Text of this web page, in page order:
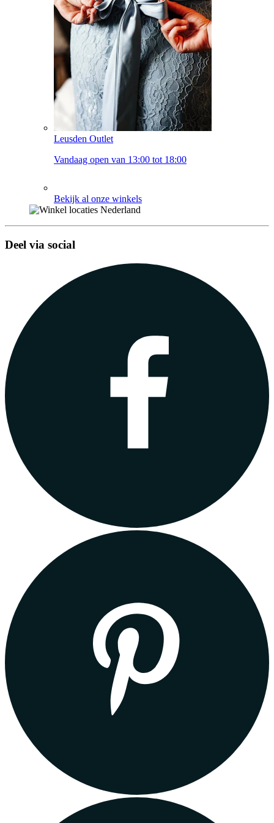
Leusden Outlet
Vandaag open van 13:00 tot 18:00
Bekijk al onze winkels
Deel via social